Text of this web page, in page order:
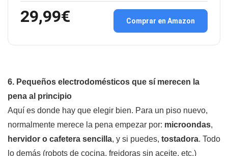
29,99€ Comprar en Amazon
6. Pequeños electrodomésticos que sí merecen la
pena al principio
Aquí es donde hay que elegir bien. Para un piso nuevo,
normalmente merece la pena empezar por: microondas,
hervidor o cafetera sencilla, y si puedes, tostadora. Todo
lo demás (robots de cocina, freidoras sin aceite, etc.)